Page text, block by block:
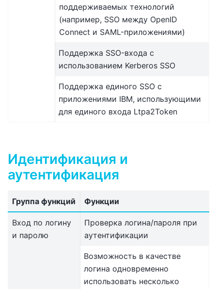
поддерживаемых технологий
(например, SSO между OpenID
Connect и SAML-приложениями)
Поддержка SSO-входа с
использованием Kerberos SSO
Поддержка единого SSO с
приложениями IBM, использующими
для единого входа Ltpa2Token
Идентификация и
аутентификация
Группа функций Функции
Вход по логину
и паролю
Проверка логина/пароля при
аутентификации
Возможность в качестве
логина одновременно
использовать несколько